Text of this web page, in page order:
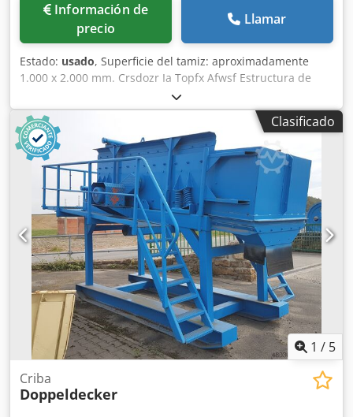
Información de
precio
Llamar
Estado: usado, Superficie del tamiz: aproximadamente
1.000 x 2.000 mm. Crsdozr Ia Topfx Afwsf Estructura de
soporte con soporte para motor y bandeja de recogida.
Clasificado
1 / 5
Criba
Doppeldecker